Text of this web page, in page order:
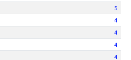
5
4
4
4
4